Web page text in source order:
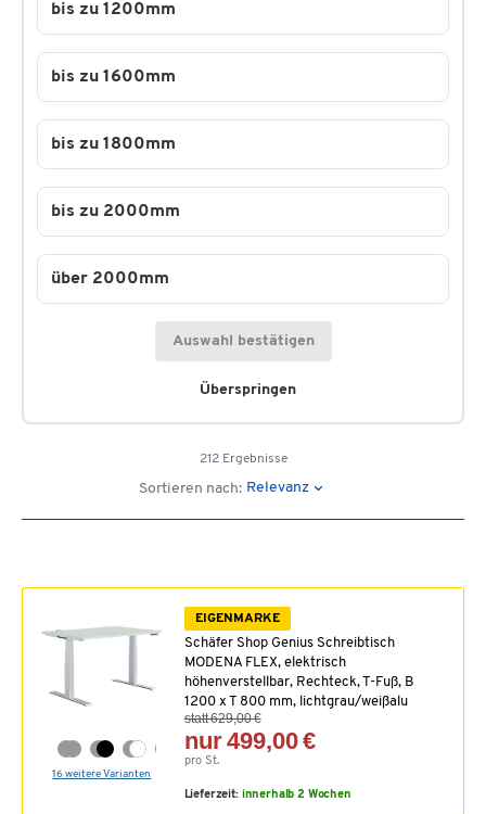
Überspringen
bis zu 1200mm
bis zu 1600mm
bis zu 1800mm
bis zu 2000mm
über 2000mm
Auswahl bestätigen
212 Ergebnisse
Sortieren nach: Relevanz
16 weitere Varianten
EIGENMARKE
Schäfer Shop Genius Schreibtisch
MODENA FLEX, elektrisch
höhenverstellbar, Rechteck, T-Fuß, B
1200 x T 800 mm, lichtgrau/weißalu
statt 629,00 €
nur 499,00 €
pro St.
Lieferzeit: innerhalb 2 Wochen